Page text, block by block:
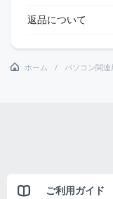
返品について
ホーム パソコン関連
ご利用ガイド